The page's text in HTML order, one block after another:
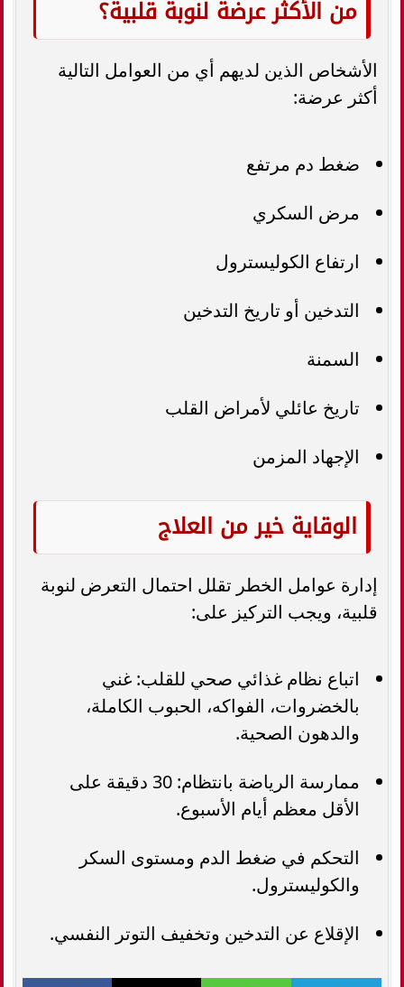
من الأكثر عرضة لنوبة قلبية؟
الأشخاص الذين لديهم أي من العوامل التالية
أكثر عرضة:
ضغط دم مرتفع
مرض السكري
ارتفاع الكوليسترول
التدخين أو تاريخ التدخين
السمنة
تاريخ عائلي لأمراض القلب
الإجهاد المزمن
الوقاية خير من العلاج
إدارة عوامل الخطر تقلل احتمال التعرض لنوبة
قلبية، ويجب التركيز على:
اتباع نظام غذائي صحي للقلب: غني
بالخضروات، الفواكه، الحبوب الكاملة،
والدهون الصحية.
ممارسة الرياضة بانتظام: 30 دقيقة على
الأقل معظم أيام الأسبوع.
التحكم في ضغط الدم ومستوى السكر
والكوليسترول.
الإقلاع عن التدخين وتخفيف التوتر النفسي.